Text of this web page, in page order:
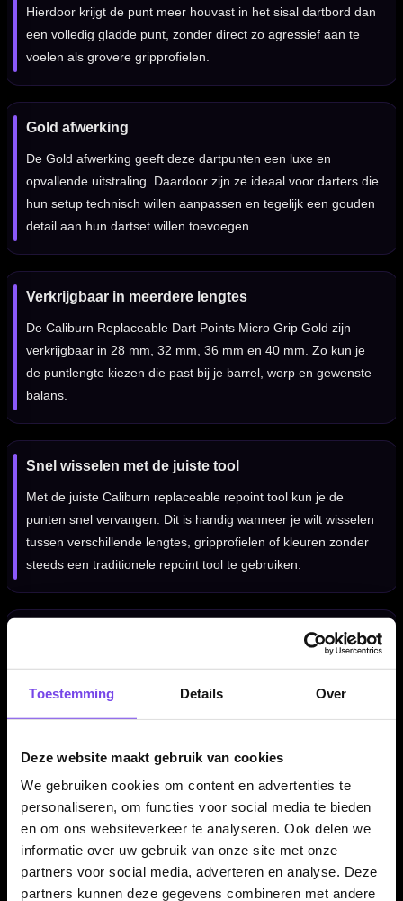
Toestemming Details Over
Deze website maakt gebruik van cookies
We gebruiken cookies om content en advertenties te
personaliseren, om functies voor social media te bieden
en om ons websiteverkeer te analyseren. Ook delen we
informatie over uw gebruik van onze site met onze
partners voor social media, adverteren en analyse. Deze
partners kunnen deze gegevens combineren met andere
Hierdoor krijgt de punt meer houvast in het sisal dartbord dan
een volledig gladde punt, zonder direct zo agressief aan te
voelen als grovere gripprofielen.
Gold afwerking
De Gold afwerking geeft deze dartpunten een luxe en
opvallende uitstraling. Daardoor zijn ze ideaal voor darters die
hun setup technisch willen aanpassen en tegelijk een gouden
detail aan hun dartset willen toevoegen.
Verkrijgbaar in meerdere lengtes
De Caliburn Replaceable Dart Points Micro Grip Gold zijn
verkrijgbaar in 28 mm, 32 mm, 36 mm en 40 mm. Zo kun je
de puntlengte kiezen die past bij je barrel, worp en gewenste
balans.
Snel wisselen met de juiste tool
Met de juiste Caliburn replaceable repoint tool kun je de
punten snel vervangen. Dit is handig wanneer je wilt wisselen
tussen verschillende lengtes, gripprofielen of kleuren zonder
steeds een traditionele repoint tool te gebruiken.
Deze Caliburn punten zijn bedoeld voor steel tip darts die
geschikt zijn gemaakt voor het Caliburn EVO systeem. Ze zijn
Compatibiliteit altijd controleren
Controleer voor aankoop of je dartbarrels geschikt zijn voor
het Caliburn EVO schroef-/spigot-systeem. Zonder passende
spigots kunnen deze punten niet correct worden gebruikt.